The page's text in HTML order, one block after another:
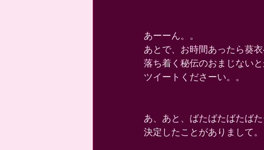
あーーん。。
あとで、お時間あったら葵
落ち着く秘伝のおまじない
ツイートくださーい。。
あ、あと、ばたばたばたば
決定したことがありまして。